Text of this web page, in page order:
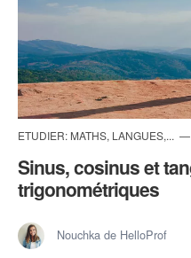
ETUDIER: MATHS, LANGUES,...
Sinus, cosinus et
trigonométriques
Nouchka de HelloProf